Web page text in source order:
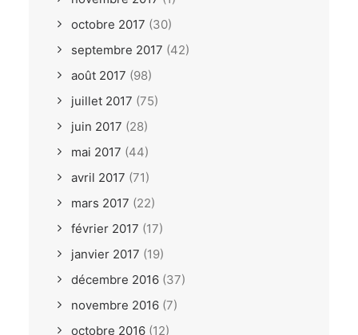
octobre 2017 (30)
septembre 2017 (42)
août 2017 (98)
juillet 2017 (75)
juin 2017 (28)
mai 2017 (44)
avril 2017 (71)
mars 2017 (22)
février 2017 (17)
janvier 2017 (19)
décembre 2016 (37)
novembre 2016 (7)
octobre 2016 (12)